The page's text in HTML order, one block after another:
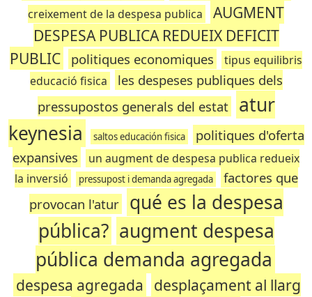
creixement de la despesa publica
AUGMENT
DESPESA PUBLICA REDUEIX DEFICIT
PUBLIC
politiques economiques
tipus equilibris
educació fisica
les despeses publiques dels
pressupostos generals del estat
atur
keynesia
saltos educación fisica
politiques d'oferta
expansives
un augment de despesa publica redueix
la inversió
pressupost i demanda agregada
factores que
provocan l'atur
qué es la despesa
pública? augment despesa
pública demanda agregada
despesa agregada desplaçament al llarg